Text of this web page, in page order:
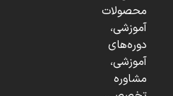
محصولات
آموزشی،
دوره‌های
آموزشی،
مشاوره